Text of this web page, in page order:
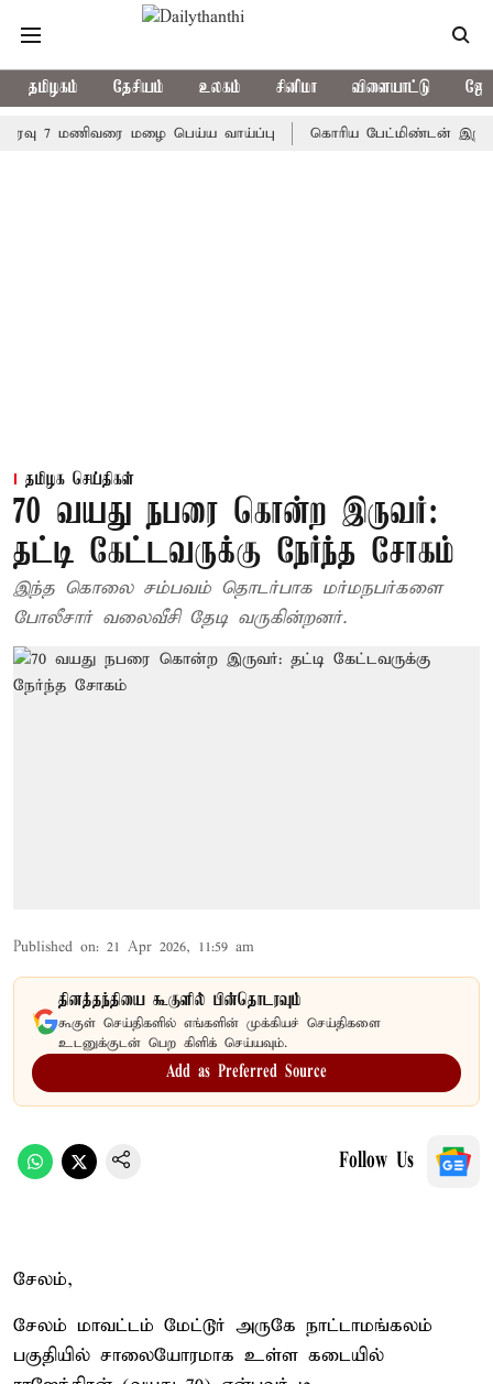
தமிழகம் தேசியம் உலகம் சினிமா விளையாட்டு
மணிவரை மழை பெய்ய வாய்ப்பு கொரிய பேட்மிண்டன் இறுதி
தமிழக செய்திகள்
70 வயது நபரை கொன்ற இருவர்:
தட்டி கேட்டவருக்கு நேர்ந்த சோகம்
இந்த கொலை சம்பவம் தொடர்பாக மர்மநபர்களை
போலீசார் வலைவீசி தேடி வருகின்றனர்.
Published on: 21 Apr 2026, 11:59 am
தினத்தந்தியை கூகுளில் பின்தொடரவும்
கூகுள் செய்திகளில் எங்களின் முக்கியச் செய்திகளை
உடனுக்குடன் பெற கிளிக் செய்யவும்.
Add as Preferred Source
Follow Us
சேலம்,
சேலம் மாவட்டம் மேட்டூர் அருகே நாட்டாமங்கலம்
பகுதியில் சாலையோரமாக உள்ள கடையில்